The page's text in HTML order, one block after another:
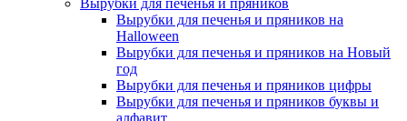
Вырубки для печенья и пряников
Вырубки для печенья и пряников на
Halloween
Вырубки для печенья и пряников на Новый
год
Вырубки для печенья и пряников цифры
Вырубки для печенья и пряников буквы и
алфавит